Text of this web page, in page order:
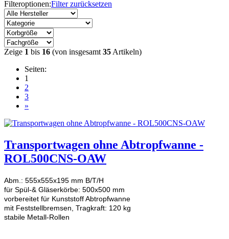
Filteroptionen:Filter zurücksetzen
Zeige 1 bis 16 (von insgesamt 35 Artikeln)
Seiten:
1
2
3
»
Transportwagen ohne Abtropfwanne -
ROL500CNS-OAW
Abm.: 555x555x195 mm B/T/H
für Spül-& Gläserkörbe: 500x500 mm
vorbereitet für Kunststoff Abtropfwanne
mit Feststellbremsen, Tragkraft: 120 kg
stabile Metall-Rollen